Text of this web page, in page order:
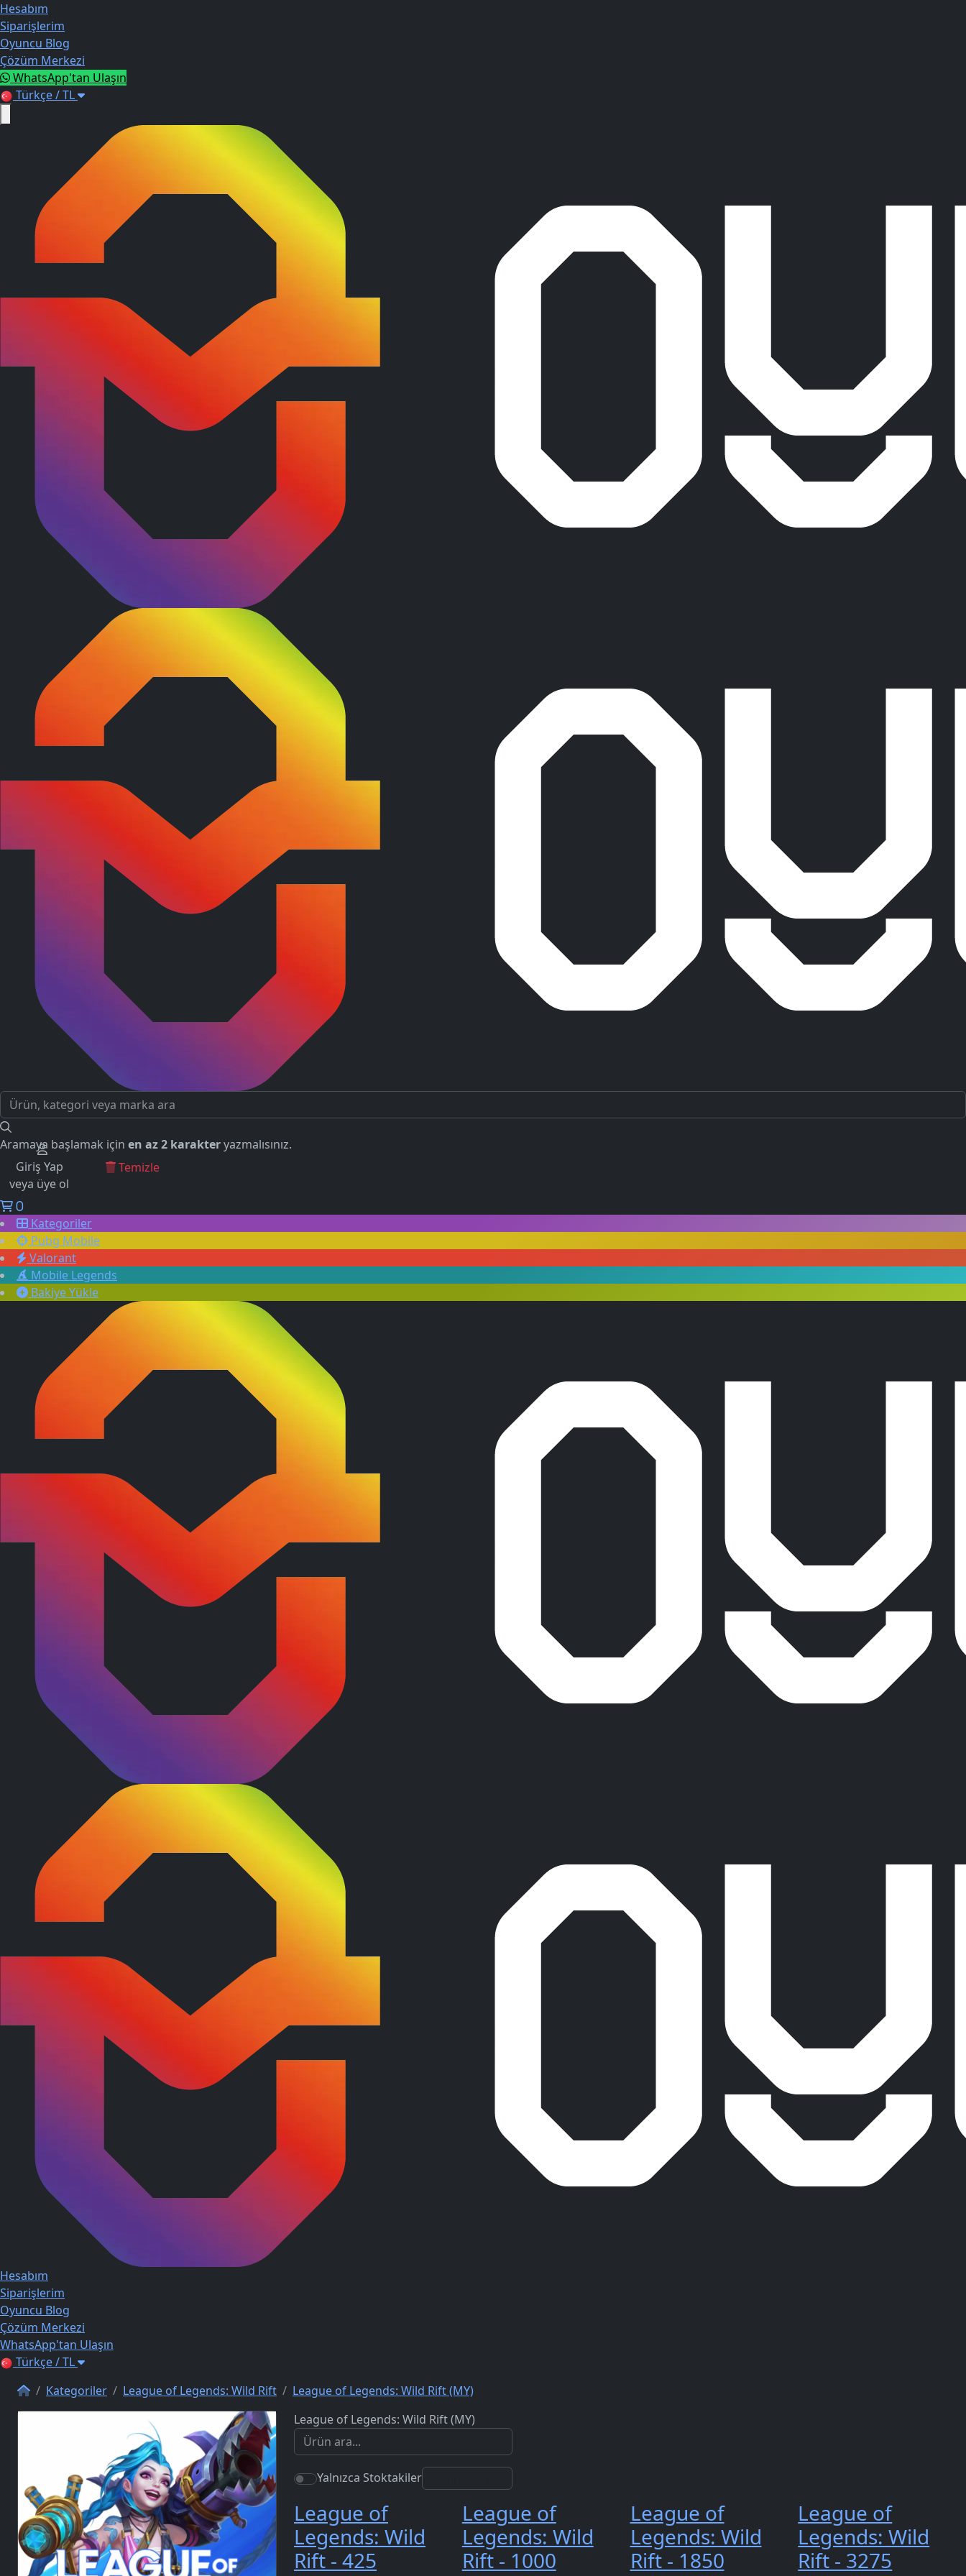
Hesabım
Siparişlerim
Oyuncu Blog
Çözüm Merkezi
WhatsApp'tan Ulaşın
Türkçe / TL
Aramaya başlamak için en az 2 karakteryazmalısınız.
GEÇMİŞ ARAMALAR
Temizle
Giriş Yap
veya üye ol
0
Kategoriler
Pubg Mobile
Valorant
Mobile Legends
Bakiye Yükle
Hesabım
Siparişlerim
Oyuncu Blog
Çözüm Merkezi
WhatsApp'tan Ulaşın
Türkçe / TL
Kategoriler
League of Legends: Wild Rift
League of Legends: Wild Rift (MY)
League of Legends: Wild Rift (MY)
Yalnızca Stoktakiler
League of
Legends: Wild
Rift - 425
League of
Legends: Wild
Rift - 1000
League of
Legends: Wild
Rift - 1850
League of
Legends: Wild
Rift - 3275